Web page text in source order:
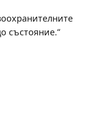
състояние.“